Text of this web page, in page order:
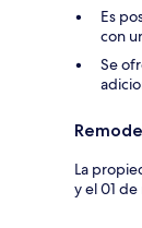
Es
con
Se
La
y el 01 de